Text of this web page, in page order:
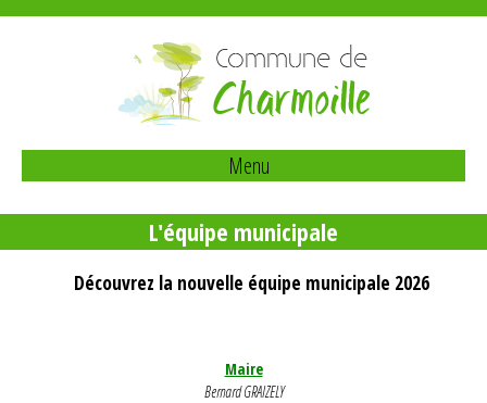
Commune de
Charmoille
Menu
L'équipe municipale
Découvrez la nouvelle équipe municipale 2026
Maire
Bernard GRAIZELY